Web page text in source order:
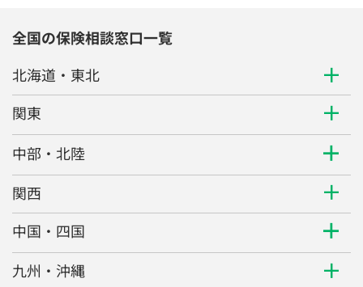
全国の保険相談窓口一覧
北海道・東北
関東
中部・北陸
関西
中国・四国
九州・沖縄